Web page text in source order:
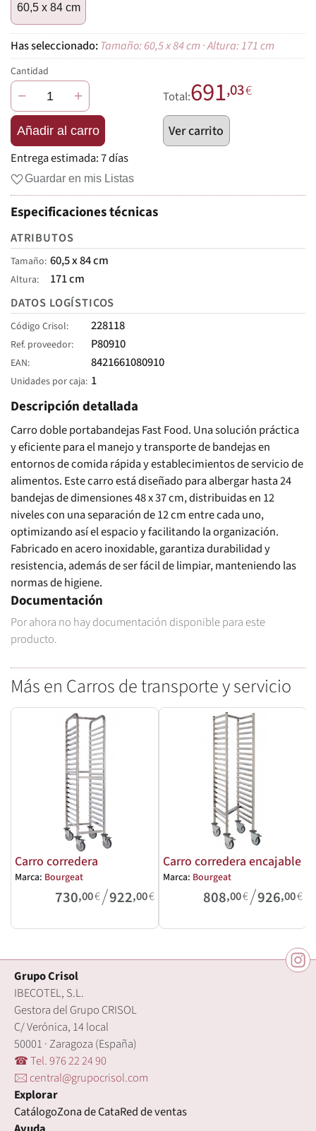
60,5 x 84 cm
Tamaño: 60,5 x 84 cm · Altura: 171 cm
Cantidad
− +
Añadir al carro
Total:691,03€
Ver carrito
Entrega estimada:7 días
Guardar en mis Listas
Especificaciones técnicas
ATRIBUTOS
Tamaño 60,5 x 84 cm
Altura
171 cm
DATOS LOGÍSTICOS
Código Crisol 228118
Ref. proveedor P80910
EAN 8421661080910
Unidades por caja 1
Descripción detallada
Carro doble portabandejas Fast Food. Una solución práctica
y eficiente para el manejo y transporte de bandejas en
entornos de comida rápida y establecimientos de servicio de
alimentos. Este carro está diseñado para albergar hasta 24
bandejas de dimensiones 48 x 37 cm, distribuidas en 12
niveles con una separación de 12 cm entre cada uno,
optimizando así el espacio y facilitando la organización.
Fabricado en acero inoxidable, garantiza durabilidad y
resistencia, además de ser fácil de limpiar, manteniendo las
normas de higiene.
Documentación
Por ahora no hay documentación disponible para este
producto.
Más en Carros de transporte y servicio
Carro corredera
Marca: Bourgeat
730,00€/922,00€
Carro corredera encajable
Marca: Bourgeat
808,00€/926,00€
Grupo Crisol
IBECOTEL, S.L.
Gestora del Grupo CRISOL
C/ Verónica, 14 local
50001 · Zaragoza (España)
☎ Tel. 976 22 24 90
🖂 central@grupocrisol.com
Explorar
CatálogoZona de CataRed de ventas